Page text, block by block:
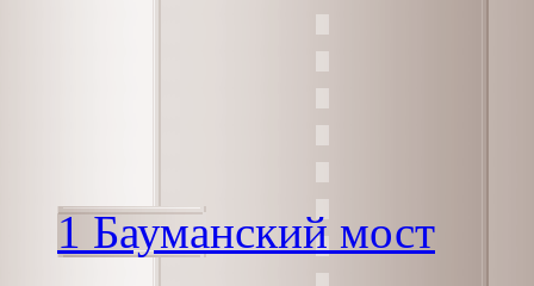
1 Бауманский мост